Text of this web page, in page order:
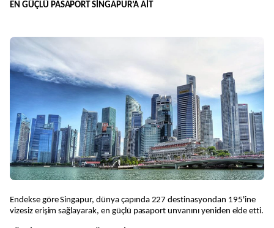
EN GÜÇLÜ PASAPORT SİNGAPUR’A AİT
Endekse göre Singapur, dünya çapında 227 destinasyondan 195'ine
vizesiz erişim sağlayarak, en güçlü pasaport unvanını yeniden elde etti.